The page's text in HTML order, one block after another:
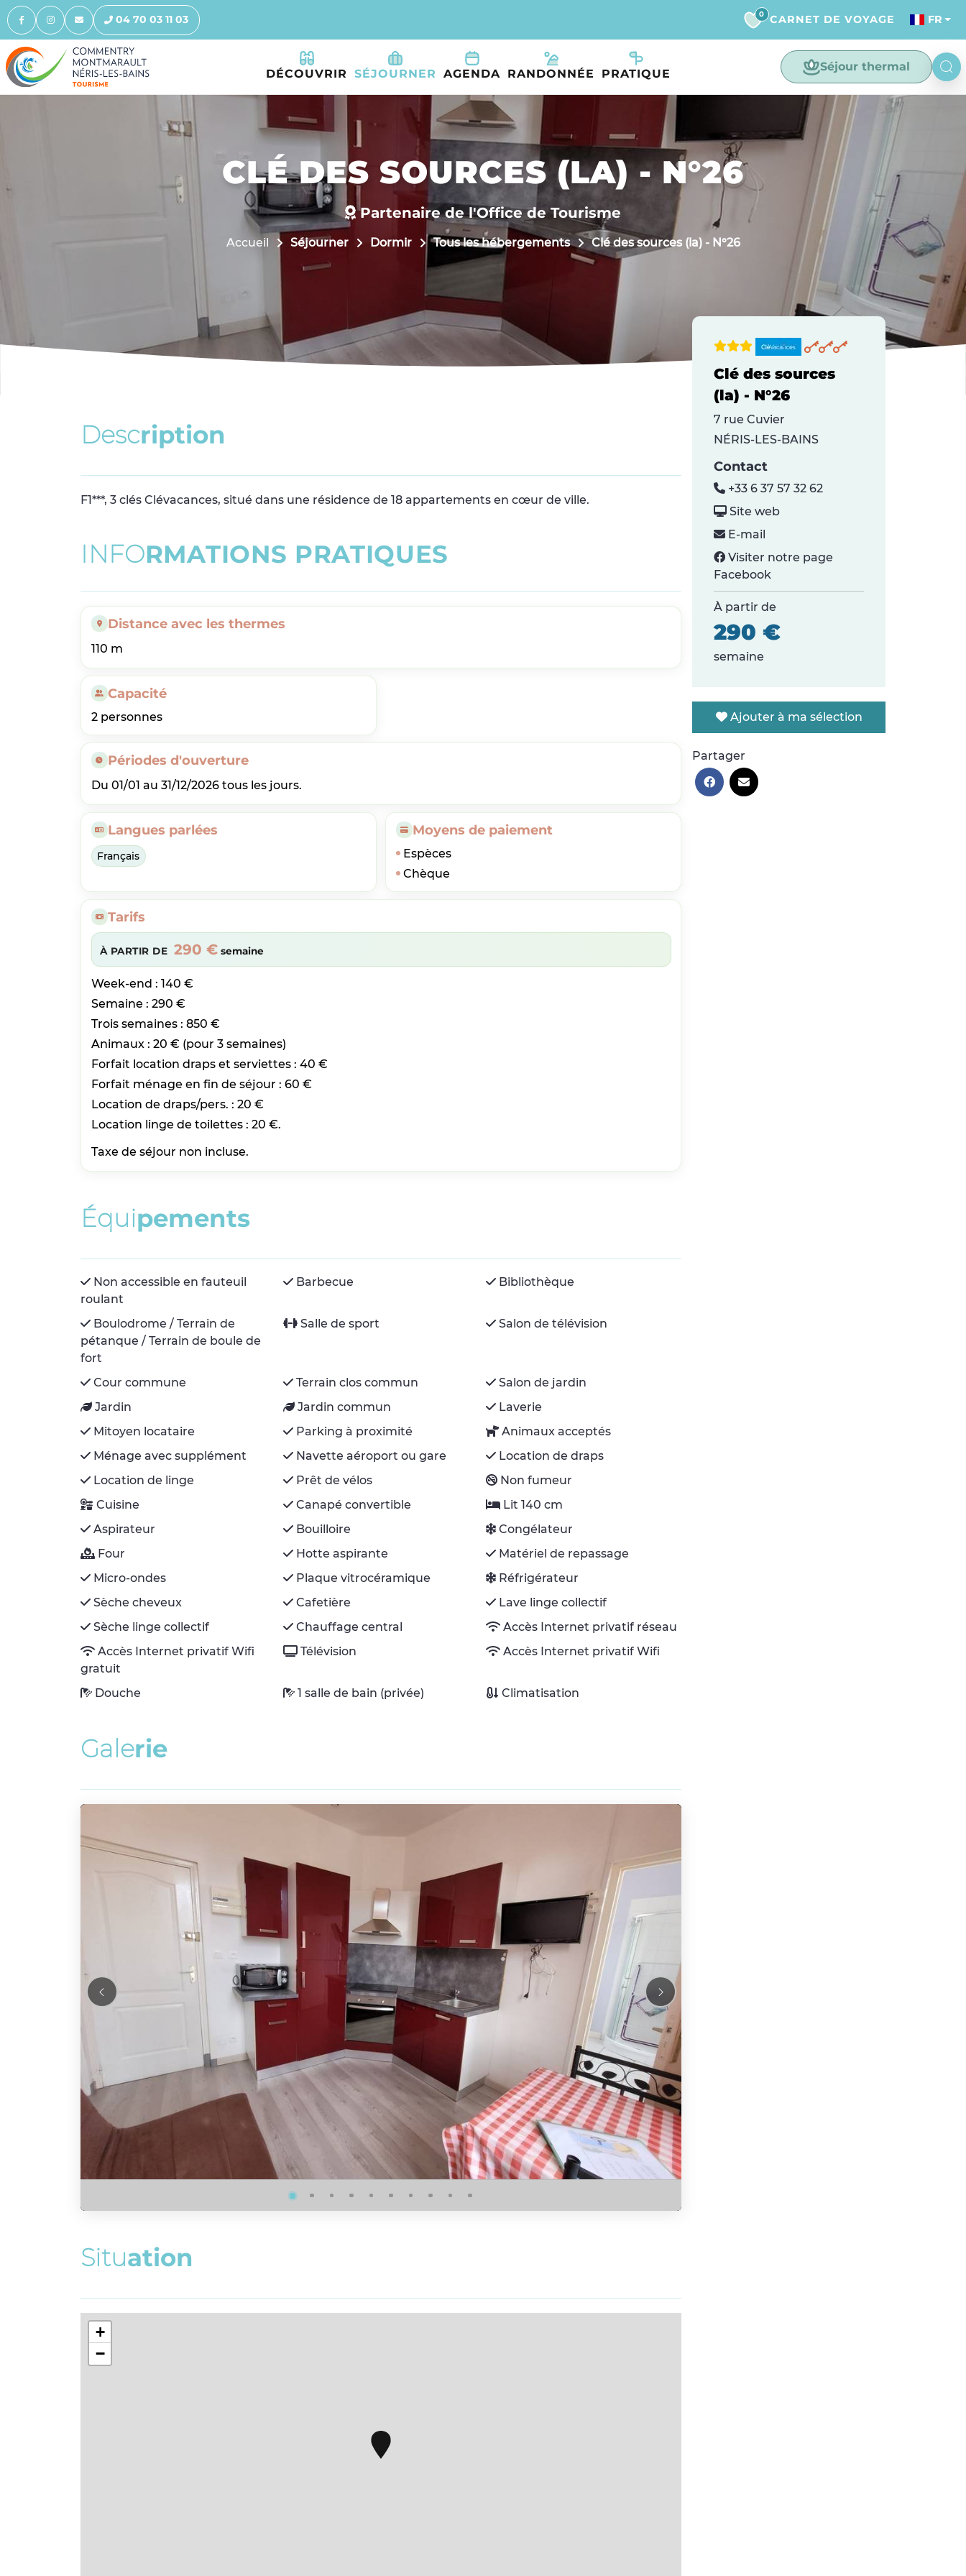
04 70 03 11 03 0 CARNET DE VOYAGE FR
DÉCOUVRIR SÉJOURNER AGENDA RANDONNÉE PRATIQUE
Séjour thermal
CLÉ DES SOURCES (LA) - N°26
Partenaire de l'Office de Tourisme
Accueil Séjourner Dormir Tous les hébergements Clé des sources (la) - N°26
Description
F1***, 3 clés Clévacances, situé dans une résidence de 18 appartements en cœur de ville.
INFORMATIONS PRATIQUES
Distance avec les thermes
110 m
Capacité
2 personnes
Périodes d'ouverture
Du 01/01 au 31/12/2026 tous les jours.
Langues parlées
Français
Moyens de paiement
Espèces
Chèque
Tarifs
À PARTIR DE 290 €semaine
Week-end : 140 €
Semaine : 290 €
Trois semaines : 850 €
Animaux : 20 € (pour 3 semaines)
Forfait location draps et serviettes : 40 €
Forfait ménage en fin de séjour : 60 €
Location de draps/pers. : 20 €
Location linge de toilettes : 20 €.
Taxe de séjour non incluse.
Équipements
Non accessible en fauteuil
roulant
Barbecue Bibliothèque
Boulodrome / Terrain de
pétanque / Terrain de boule de
fort
Salle de sport Salon de télévision
Cour commune Terrain clos commun
Salon de jardin
Jardin
Jardin commun
Laverie
Mitoyen locataire
Parking à proximité
Animaux acceptés
Ménage avec supplément
Navette aéroport ou gare
Location de draps
Location de linge
Prêt de vélos
Non fumeur
Cuisine
Canapé convertible
Lit 140 cm
Aspirateur
Bouilloire
Congélateur
Four
Hotte aspirante
Matériel de repassage
Micro-ondes
Plaque vitrocéramique
Réfrigérateur
Sèche cheveux
Cafetière
Lave linge collectif
Sèche linge collectif
Chauffage central
Accès Internet privatif réseau
Accès Internet privatif Wifi
gratuit
Télévision Accès Internet privatif Wifi
Douche 1 salle de bain (privée) Climatisation
Galerie
Situation
+
−
Clé des sources
(la) - N°26
7 rue Cuvier
NÉRIS-LES-BAINS
Contact
+33 6 37 57 32 62
Site web
E-mail
Visiter notre page
Facebook
À partir de
290 €
semaine
Ajouter à ma sélection
Partager